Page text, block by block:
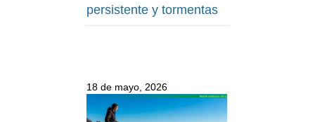
persistente y tormentas
18 de mayo, 2026